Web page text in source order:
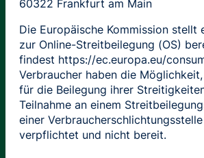
60322 Frankfurt am Main
Die Europäische Kommission stellt
zur Online-Streitbeilegung (OS)
findest https://ec.europa.eu/
Verbraucher haben die
für die Beilegung ihrer
Teilnahme an einem
einer
verpflichtet und nicht bereit.